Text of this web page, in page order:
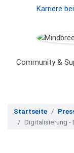
Karriere
Secondary
Community &
Startseite
Digitalisierung -